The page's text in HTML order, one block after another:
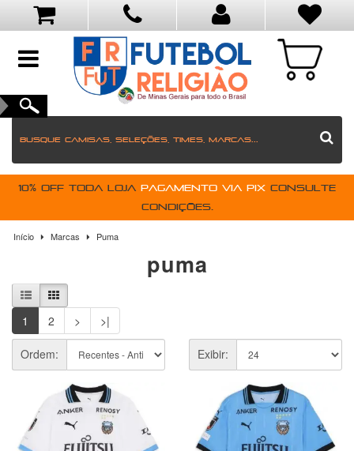
toggle
10% OFF toda loja pagamento via PIX Consulte
condições.
Início Marcas Puma
puma
1 2 > >|
Ordem: Exibir: